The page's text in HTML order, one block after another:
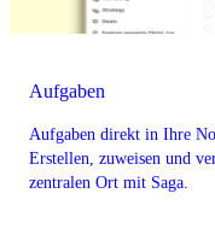
Aufgaben
Aufgaben direkt in Ihre
Erstellen, zuweisen und
zentralen Ort mit Saga.